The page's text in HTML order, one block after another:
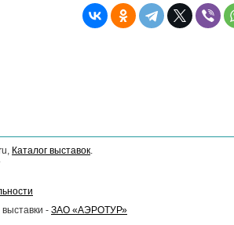
Каталог выставок.
- ЗАО «АЭРОТУР»